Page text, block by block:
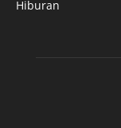
Hiburan